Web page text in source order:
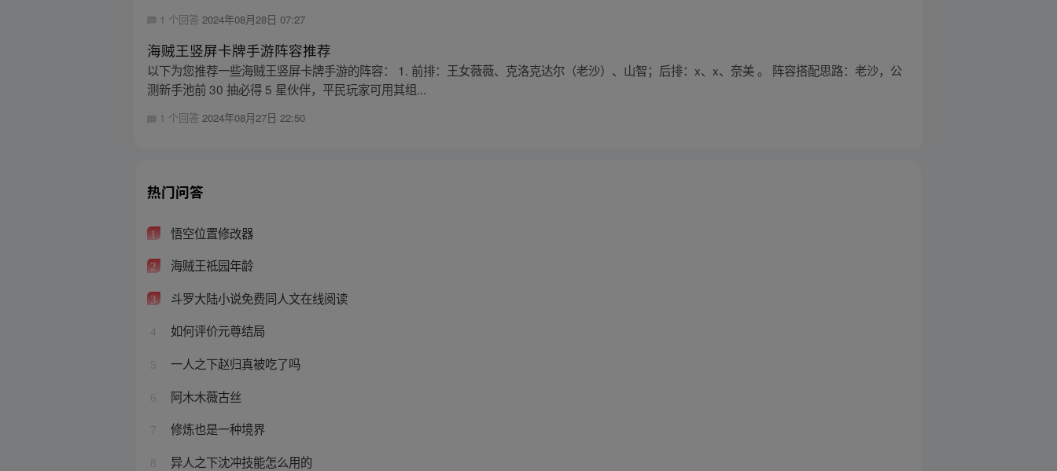
1 个回答2024年08月28日 07:27
海贼王竖屏卡牌手游阵容推荐
以下为您推荐一些海贼王竖屏卡牌手游的阵容： 1. 前排：王女薇薇、克洛克达尔（老沙）、山智；后排：x、x、奈美 。 阵容搭配思路：老沙，公
测新手池前 30 抽必得 5 星伙伴，平民玩家可用其组...
1 个回答2024年08月27日 22:50
热门问答
1 悟空位置修改器
2 海贼王祗园年龄
3 斗罗大陆小说免费同人文在线阅读
4 如何评价元尊结局
5 一人之下赵归真被吃了吗
6 阿木木薇古丝
7 修炼也是一种境界
8 异人之下沈冲技能怎么用的